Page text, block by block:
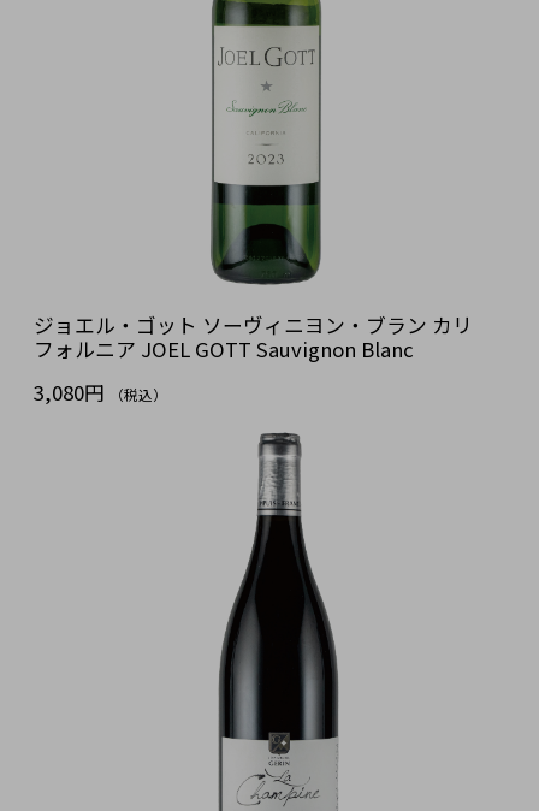
ジョエル・ゴット ソーヴィニヨン・ブラン カリ
フォルニア JOEL GOTT Sauvignon Blanc
3,080円
（税込）